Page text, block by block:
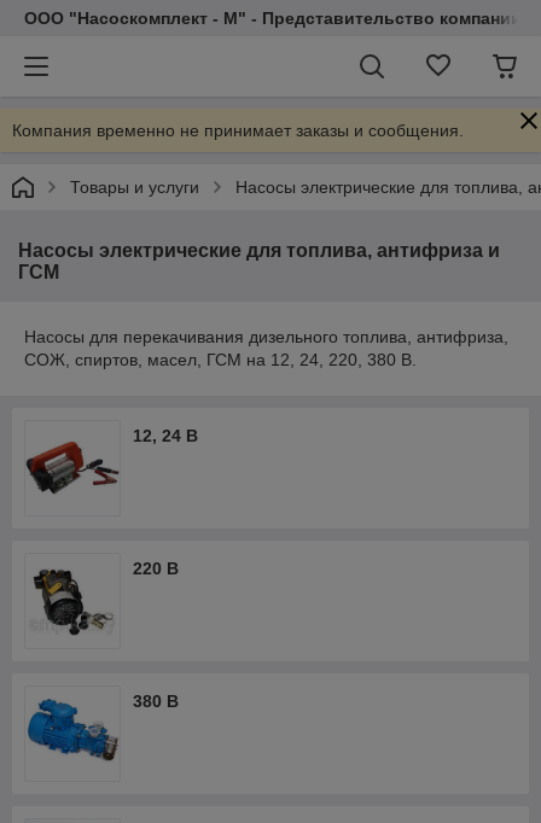
ООО "Насоскомплект - М" - Представительство компании
Компания временно не принимает заказы и сообщения.
Товары и услуги Насосы электрические для топлива,
Насосы электрические для топлива, антифриза и
ГСМ
Насосы для перекачивания дизельного топлива, антифриза,
СОЖ, спиртов, масел, ГСМ на 12, 24, 220, 380 В.
12, 24 В
220 В
380 В